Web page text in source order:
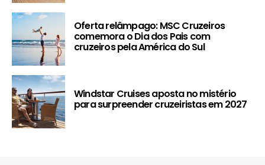
Oferta relâmpago: MSC Cruzeiros
comemora o Dia dos Pais com
cruzeiros pela América do Sul
Windstar Cruises aposta no mistério
para surpreender cruzeiristas em 2027